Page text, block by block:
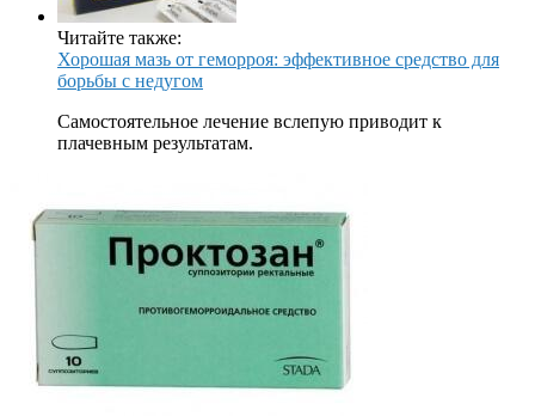
Читайте также:
Хорошая мазь от геморроя: эффективное средство для
борьбы с недугом
Самостоятельное лечение вслепую приводит к
плачевным результатам.